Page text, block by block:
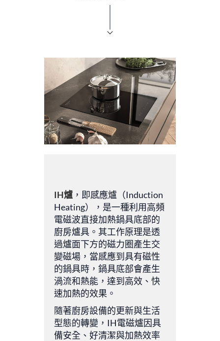
IH爐 ，即感應爐（Induction
Heating），是一種利用高頻
電磁波直接加熱鍋具底部的
廚房爐具。其工作原理是透
過爐面下方的磁力圈產生交
變磁場，當感應到具有磁性
的鍋具時，鍋具底部會產生
渦流和熱能，達到高效、快
速加熱的效果。
隨著廚房設備的更新與生活
型態的轉變，IH電磁爐因具
備安全、好清潔與加熱效率